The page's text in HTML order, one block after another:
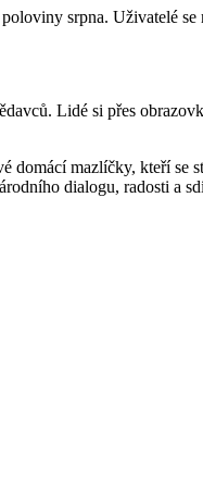
srpna. Uživatelé
Lidé si přes
mazlíčky, kteří se
dialogu, radosti a